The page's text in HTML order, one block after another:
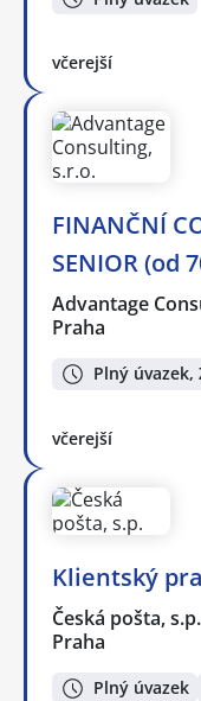
včerejší
FINANČNÍ
SENIOR (od
Advantage
Praha
Plný úvazek,
včerejší
Klientský
Česká pošta, s.p.
Praha
Plný úvazek